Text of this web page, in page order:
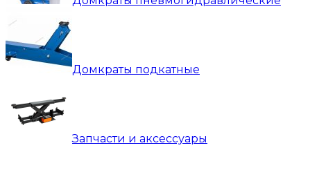
Домкраты подкатные
Запчасти и аксессуары